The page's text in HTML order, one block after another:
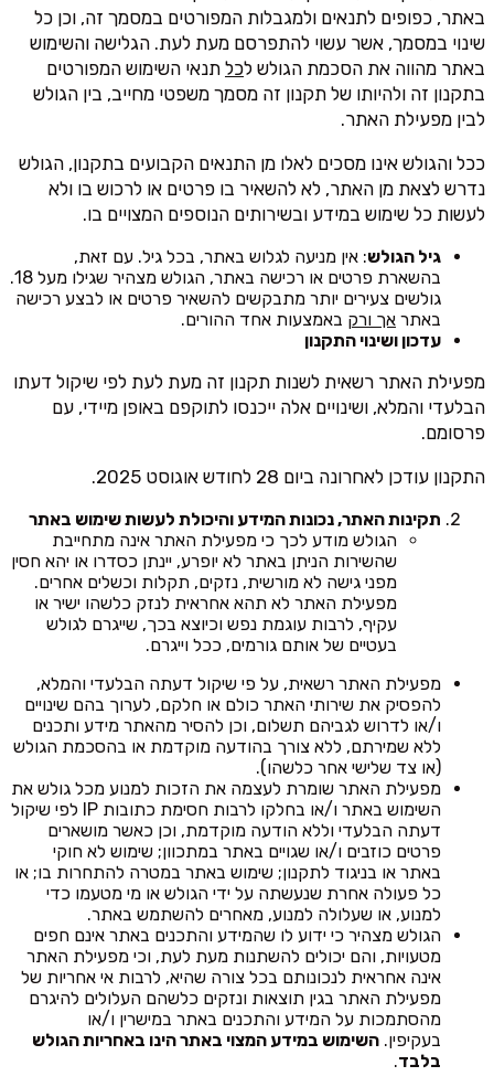
באתר, כפופים לתנאים ולמגבלות המפורטים במסמך זה, וכן כל
שינוי במסמך, אשר עשוי להתפרסם מעת לעת. הגלישה והשימוש
באתר מהווה את הסכמת הגולש לכל תנאי השימוש המפורטים
בתקנון זה ולהיותו של תקנון זה מסמך משפטי מחייב, בין הגולש
לבין מפעילת האתר.
ככל והגולש אינו מסכים לאלו מן התנאים הקבועים בתקנון, הגולש
נדרש לצאת מן האתר, לא להשאיר בו פרטים או לרכוש בו ולא
לעשות כל שימוש במידע ובשירותים הנוספים המצויים בו.
גיל הגולש: אין מניעה לגלוש באתר, בכל גיל. עם זאת,
בהשארת פרטים או רכישה באתר, הגולש מצהיר שגילו מעל 18.
גולשים צעירים יותר מתבקשים להשאיר פרטים או לבצע רכישה
באתר אך ורק באמצעות אחד ההורים.
עדכון ושינוי התקנון
מפעילת האתר רשאית לשנות תקנון זה מעת לעת לפי שיקול דעתו
הבלעדי והמלא, ושינויים אלה ייכנסו לתוקפם באופן מיידי, עם
פרסומם.
התקנון עודכן לאחרונה ביום 28 לחודש אוגוסט 2025.
תקינות האתר, נכונות המידע והיכולת לעשות שימוש באתר
הגולש מודע לכך כי מפעילת האתר אינה מתחייבת
שהשירות הניתן באתר לא יופרע, יינתן כסדרו או יהא חסין
מפני גישה לא מורשית, נזקים, תקלות וכשלים אחרים.
מפעילת האתר לא תהא אחראית לנזק כלשהו ישיר או
עקיף, לרבות עוגמת נפש וכיוצא בכך, שייגרם לגולש
בעטיים של אותם גורמים, ככל וייגרם.
מפעילת האתר רשאית, על פי שיקול דעתה הבלעדי והמלא,
להפסיק את שירותי האתר כולם או חלקם, לערוך בהם שינויים
ו/או לדרוש לגביהם תשלום, וכן להסיר מהאתר מידע ותכנים
ללא שמירתם, ללא צורך בהודעה מוקדמת או בהסכמת הגולש
(או צד שלישי אחר כלשהו).
מפעילת האתר שומרת לעצמה את הזכות למנוע מכל גולש את
השימוש באתר ו/או בחלקו לרבות חסימת כתובות IP לפי שיקול
דעתה הבלעדי וללא הודעה מוקדמת, וכן כאשר מושארים
פרטים כוזבים ו/או שגויים באתר במתכוון; שימוש לא חוקי
באתר או בניגוד לתקנון; שימוש באתר במטרה להתחרות בו; או
כל פעולה אחרת שנעשתה על ידי הגולש או מי מטעמו כדי
למנוע, או שעלולה למנוע, מאחרים להשתמש באתר.
הגולש מצהיר כי ידוע לו שהמידע והתכנים באתר אינם חפים
מטעויות, והם יכולים להשתנות מעת לעת, וכי מפעילת האתר
אינה אחראית לנכונותם בכל צורה שהיא, לרבות אי אחריות של
מפעילת האתר בגין תוצאות ונזקים כלשהם העלולים להיגרם
מהסתמכות על המידע והתכנים באתר במישרין ו/או
בעקיפין. השימוש במידע המצוי באתר הינו באחריות הגולש
בלבד.